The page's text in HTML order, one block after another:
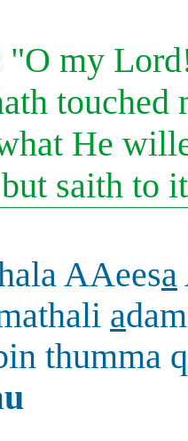
"O my
He
saith to
AAeesa
a
thumma q
u